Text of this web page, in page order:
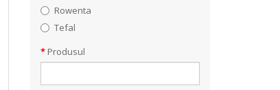
Rowenta
Tefal
Produsul